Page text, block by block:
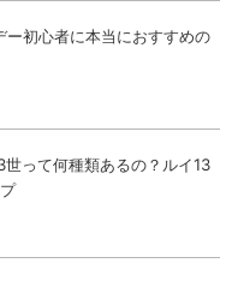
ー初心者に本当におすすめの
世って何種類あるの？ルイ13